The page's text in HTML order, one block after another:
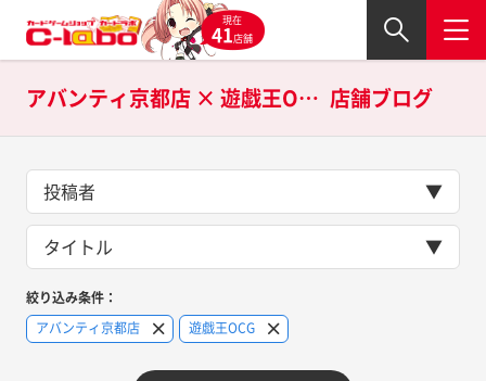
現在
41店舗
アバンティ京都店 × 遊戯王OCGの 店舗ブログ
投稿者
タイトル
絞り込み条件：
アバンティ京都店
遊戯王OCG